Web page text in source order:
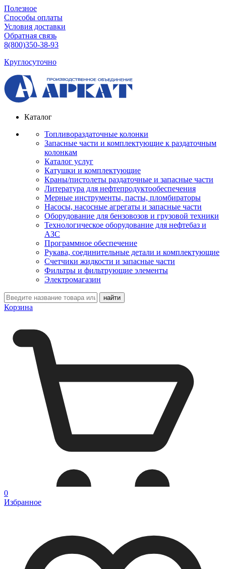
Полезное
Способы оплаты
Условия доставки
Обратная связь
8(800)350-38-93
Круглосуточно
Каталог
Топливораздаточные колонки
Запасные части и комплектующие к раздаточным
колонкам
Каталог услуг
Катушки и комплектующие
Краны/пистолеты раздаточные и запасные части
Литература для нефтепродуктообеспечения
Мерные инструменты, пасты, пломбираторы
Насосы, насосные агрегаты и запасные части
Оборудование для бензовозов и грузовой техники
Технологическое оборудование для нефтебаз и
АЗС
Программное обеспечение
Рукава, соединительные детали и комплектующие
Счетчики жидкости и запасные части
Фильтры и фильтрующие элементы
Электромагазин
Корзина
0
Избранное